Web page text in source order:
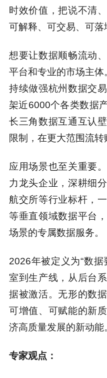
时效价值，把说不清
可解释、可交易、可落
想要让数据顺畅流动
平台和专业的市场主体
持续做强杭州数据交
架近6000个各类数据
长三角数据互通互认
限制，在更大范围流转
应用场景也至关重要
力龙头企业，深耕细
航交所等行业标杆，
等垂直领域数据平台
场景的专属数据服务。
2026年被定义为“数
室到生产线，从后台
据被激活。无形的数
可增值、可赋能的新
济高质量发展的新动能
专家观点：